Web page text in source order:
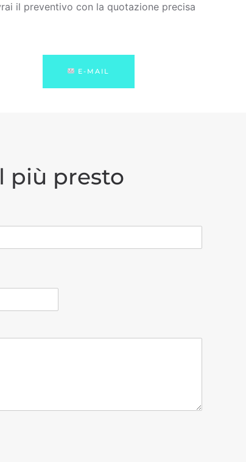
il preventivo con la quotazione precisa
E-MAIL
più presto